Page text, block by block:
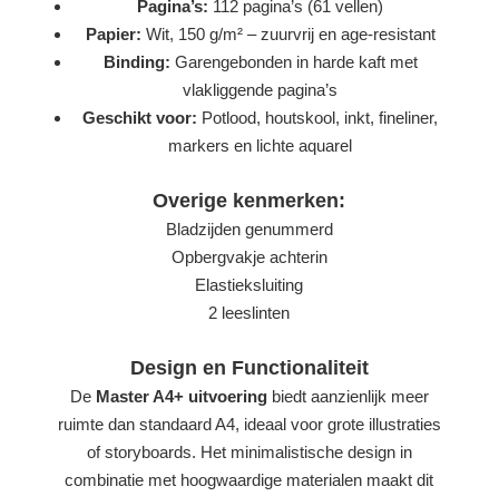
Pagina’s: 112 pagina’s (61 vellen)
Papier: Wit, 150 g/m² – zuurvrij en age-resistant
Binding: Garengebonden in harde kaft met
vlakliggende pagina’s
Geschikt voor: Potlood, houtskool, inkt, fineliner,
markers en lichte aquarel
Overige kenmerken:
Bladzijden genummerd
Opbergvakje achterin
Elastieksluiting
2 leeslinten
Design en Functionaliteit
De Master A4+ uitvoeringbiedt aanzienlijk meer
ruimte dan standaard A4, ideaal voor grote illustraties
of storyboards. Het minimalistische design in
combinatie met hoogwaardige materialen maakt dit